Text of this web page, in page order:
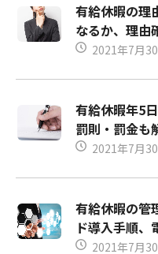
有給休暇の理
なるか、理由
2021年7月
有給休暇年5
罰則・罰金も
2021年7月
有給休暇の管
ド導入手順、
2021年7月